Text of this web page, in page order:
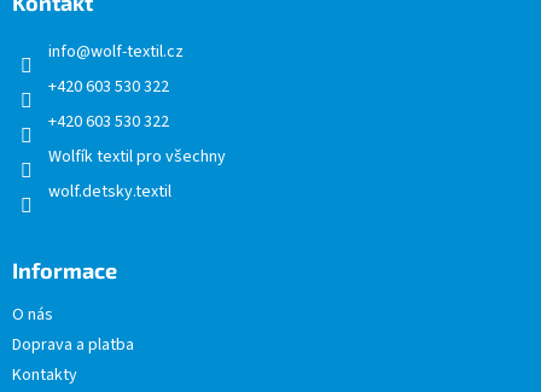
info@wolf-textil.cz
+420 603 530 322
+420 603 530 322
Wolfík textil pro všechny
wolf.detsky.textil
Informace
O nás
Doprava a platba
Kontakty